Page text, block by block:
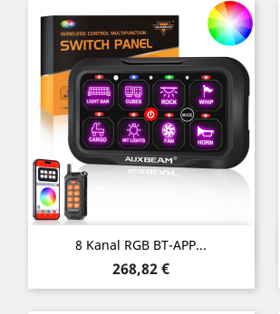
8 Kanal RGB BT-APP...
Preis
268,82 €
Vorschau